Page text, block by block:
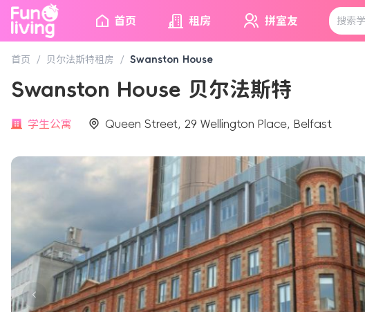
首页 租房 拼室友
首页 / 贝尔法斯特租房 / Swanston House
Swanston House 贝尔法斯特
学生公寓 Queen Street, 29 Wellington Place, Belfast